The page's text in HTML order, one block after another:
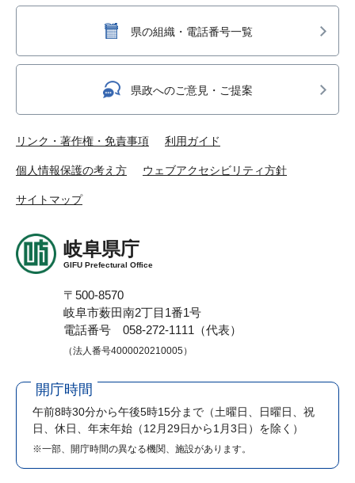
県の組織・電話番号一覧
県政へのご意見・ご提案
リンク・著作権・免責事項 利用ガイド
個人情報保護の考え方 ウェブアクセシビリティ方針
サイトマップ
岐阜県庁
GIFU Prefectural Office
〒500-8570
岐阜市薮田南2丁目1番1号
電話番号 058-272-1111（代表）
（法人番号4000020210005）
開庁時間
午前8時30分から午後5時15分まで （土曜日、日曜日、祝
日、休日、年末年始（12月29日から1月3日）を除く）
※一部、開庁時間の異なる機関、施設があります。